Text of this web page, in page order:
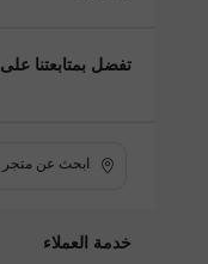
تفضل بمتابعتنا على
ابحث عن متجر
خدمة العملاء